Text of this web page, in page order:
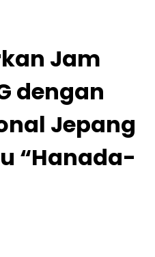
Jam
dengan
Jepang
“Hanada-